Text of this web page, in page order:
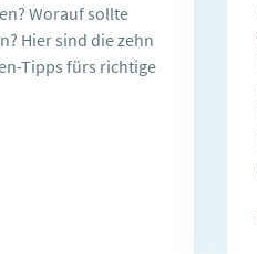
Worauf sollte
Hier sind die zehn
Tipps fürs richtige